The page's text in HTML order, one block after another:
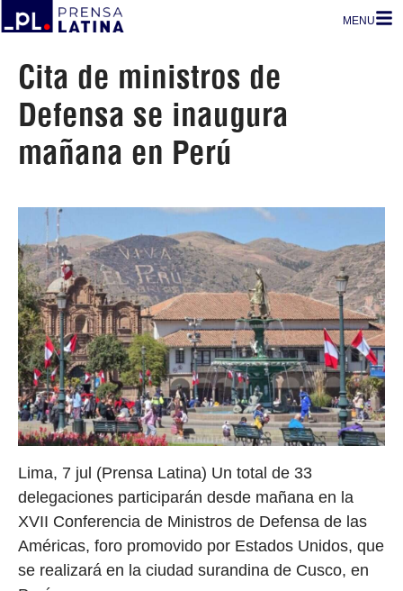
MENU
Cita de ministros de
Defensa se inaugura
mañana en Perú
Lima, 7 jul (Prensa Latina) Un total de 33
delegaciones participarán desde mañana en la
XVII Conferencia de Ministros de Defensa de las
Américas, foro promovido por Estados Unidos, que
se realizará en la ciudad surandina de Cusco, en